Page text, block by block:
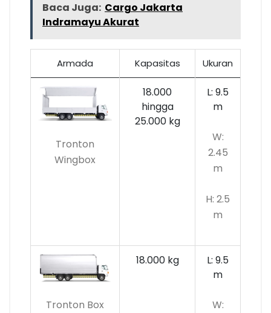
Baca Juga: Cargo Jakarta
Indramayu Akurat
Armada Kapasitas Ukuran
Tronton
Wingbox
18.000
hingga
25.000 kg
L: 9.5
m
W:
2.45
m
H: 2.5
m
Tronton Box
18.000 kg
L: 9.5
m
W: